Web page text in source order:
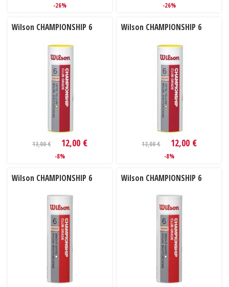
-26% -26%
Wilson CHAMPIONSHIP 6
13,00 € 12,00 €
-8%
Wilson CHAMPIONSHIP 6
13,00 € 12,00 €
-8%
Wilson CHAMPIONSHIP 6 Wilson CHAMPIONSHIP 6